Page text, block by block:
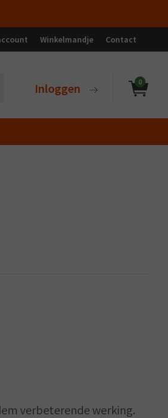
Winkelmandje Contact
Inloggen 0
verbeterende werking.